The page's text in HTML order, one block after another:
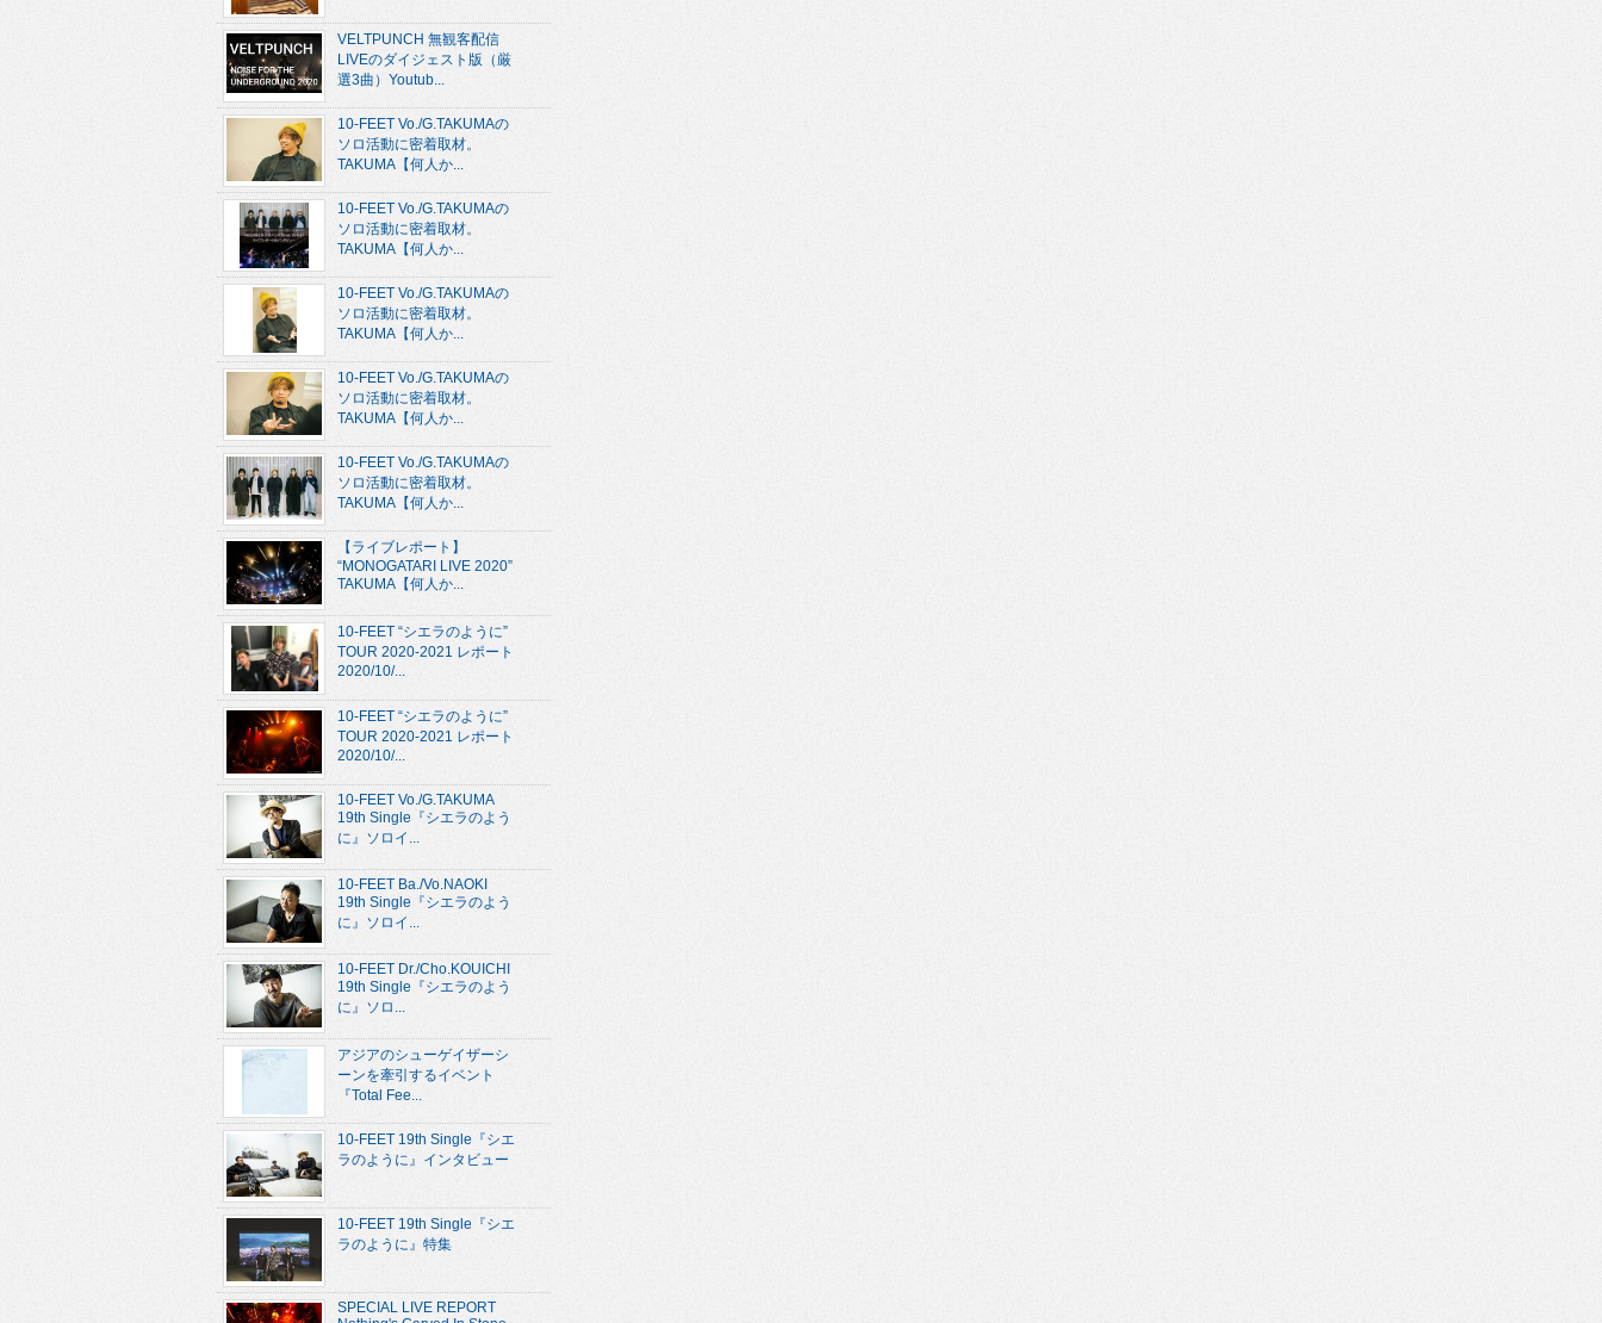
VELTPUNCH 無観客配信
LIVEのダイジェスト版（厳
選3曲）Youtub...
10-FEET Vo./G.TAKUMAの
ソロ活動に密着取材。
TAKUMA【何人か...
10-FEET Vo./G.TAKUMAの
ソロ活動に密着取材。
TAKUMA【何人か...
10-FEET Vo./G.TAKUMAの
ソロ活動に密着取材。
TAKUMA【何人か...
10-FEET Vo./G.TAKUMAの
ソロ活動に密着取材。
TAKUMA【何人か...
10-FEET Vo./G.TAKUMAの
ソロ活動に密着取材。
TAKUMA【何人か...
【ライブレポート】
“MONOGATARI LIVE 2020”
TAKUMA【何人か...
10-FEET “シエラのように”
TOUR 2020-2021 レポート
2020/10/...
10-FEET “シエラのように”
TOUR 2020-2021 レポート
2020/10/...
10-FEET Vo./G.TAKUMA
19th Single『シエラのよう
に』ソロイ...
10-FEET Ba./Vo.NAOKI
19th Single『シエラのよう
に』ソロイ...
10-FEET Dr./Cho.KOUICHI
19th Single『シエラのよう
に』ソロ...
アジアのシューゲイザーシ
ーンを牽引するイベント
『Total Fee...
10-FEET 19th Single『シエ
ラのように』インタビュー
10-FEET 19th Single『シエ
ラのように』特集
SPECIAL LIVE REPORT